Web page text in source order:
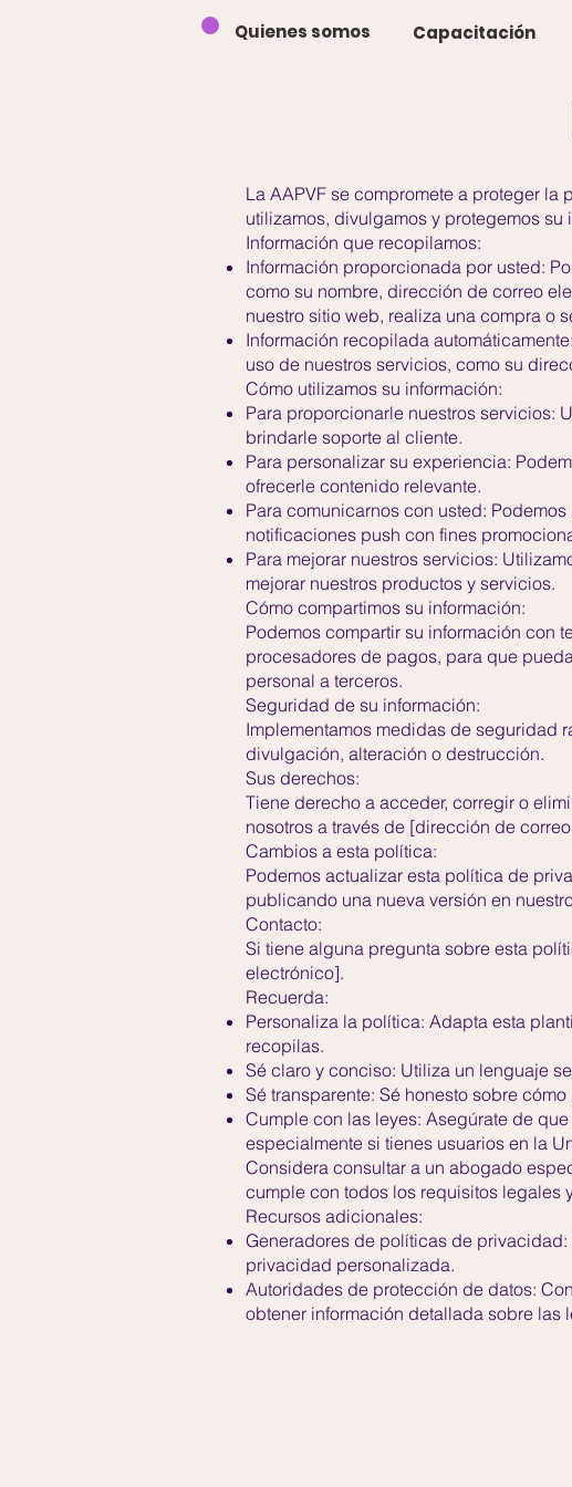
Quienes somos Capacitación
La AAPVF se compromete a proteger
utilizamos, divulgamos y protegemos su
Información que recopilamos:
Información proporcionada por usted:
como su nombre, dirección de correo
nuestro sitio web, realiza una compra o
Información recopilada
uso de nuestros servicios, como su
Cómo utilizamos su información:
Para proporcionarle nuestros servicios:
brindarle soporte al cliente.
Para personalizar su experiencia:
ofrecerle contenido relevante.
Para comunicarnos con usted:
notificaciones push con fines
Para mejorar nuestros servicios:
mejorar nuestros productos y servicios.
Cómo compartimos su información:
Podemos compartir su información con
procesadores de pagos, para que
personal a terceros.
Seguridad de su información:
Implementamos medidas de seguridad
divulgación, alteración o destrucción.
Sus derechos:
Tiene derecho a acceder, corregir o
nosotros a través de [dirección de
Cambios a esta política:
Podemos actualizar esta política de
publicando una nueva versión en
Contacto:
Si tiene alguna pregunta sobre esta
electrónico].
Recuerda:
Personaliza la política: Adapta esta
recopilas.
Sé claro y conciso: Utiliza un lenguaje
Sé transparente: Sé honesto sobre
Cumple con las leyes: Asegúrate de
especialmente si tienes usuarios en la
Considera consultar a un abogado
cumple con todos los requisitos legales
Recursos adicionales:
Generadores de políticas de
privacidad personalizada.
Autoridades de protección de datos:
obtener información detallada sobre las